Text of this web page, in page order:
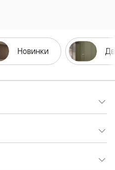
Новинки